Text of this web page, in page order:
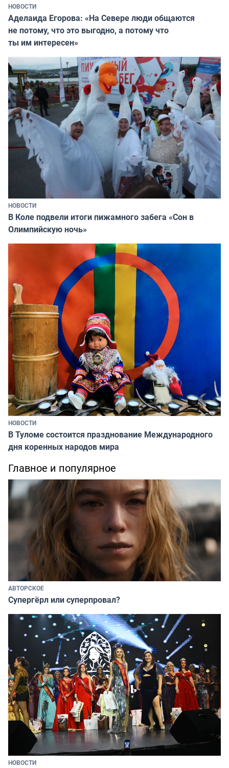
НОВОСТИ
Аделаида Егорова: «На Севере люди общаются
не потому, что это выгодно, а потому что
ты им интересен»
НОВОСТИ
В Коле подвели итоги пижамного забега «Сон в
Олимпийскую ночь»
НОВОСТИ
В Туломе состоится празднование Международного
дня коренных народов мира
Главное и популярное
АВТОРСКОЕ
Супергёрл или суперпровал?
НОВОСТИ